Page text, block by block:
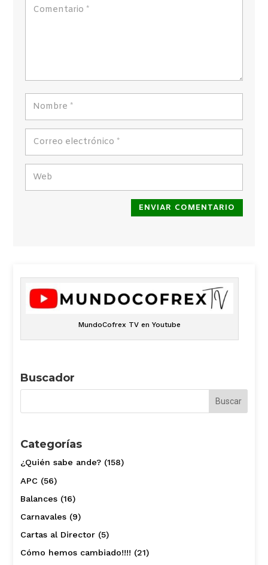
ENVIAR COMENTARIO
MundoCofrex TV en Youtube
Buscador
Categorías
¿Quién sabe ande?(158)
APC(56)
Balances(16)
Carnavales(9)
Cartas al Director(5)
Cómo hemos cambiado!!!! (21)